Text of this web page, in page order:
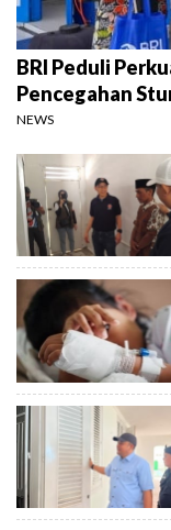
BRI Peduli
Pencegahan
NEWS